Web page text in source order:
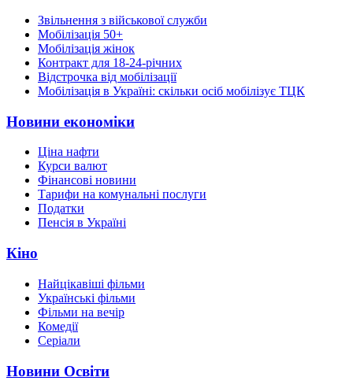
Звільнення з військової служби
Мобілізація 50+
Мобілізація жінок
Контракт для 18-24-річних
Відстрочка від мобілізації
Мобілізація в Україні: скільки осіб мобілізує ТЦК
Новини економіки
Ціна нафти
Курси валют
Фінансові новини
Тарифи на комунальні послуги
Податки
Пенсія в Україні
Кіно
Найцікавіші фільми
Українські фільми
Фільми на вечір
Комедії
Серіали
Новини Освіти